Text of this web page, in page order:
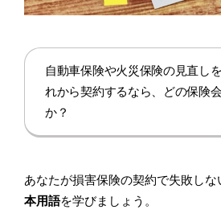
自動車保険や火災保険の見直し
れから契約するなら、どの保険
か？
あなたが損害保険の契約で失敗し
本用語を学びましょう。